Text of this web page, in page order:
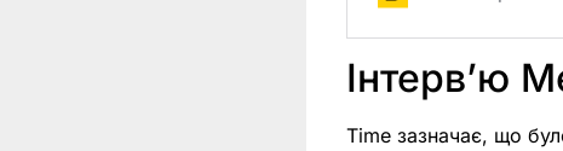
Інтерв’ю
Time зазначає, що